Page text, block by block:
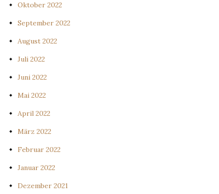
Oktober 2022
September 2022
August 2022
Juli 2022
Juni 2022
Mai 2022
April 2022
März 2022
Februar 2022
Januar 2022
Dezember 2021